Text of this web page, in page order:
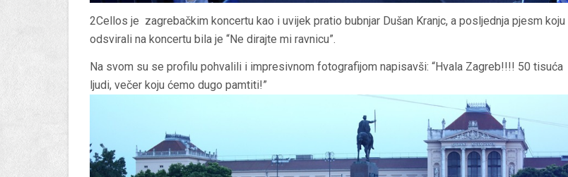
2Cellos je zagrebačkim koncertu kao i uvijek pratio bubnjar Dušan Kranjc, a posljednja pjesm koju
odsvirali na koncertu bila je “Ne dirajte mi ravnicu”.
Na svom su se profilu pohvalili i impresivnom fotografijom napisavši: “Hvala Zagreb!!!! 50 tisuća
ljudi, večer koju ćemo dugo pamtiti!”